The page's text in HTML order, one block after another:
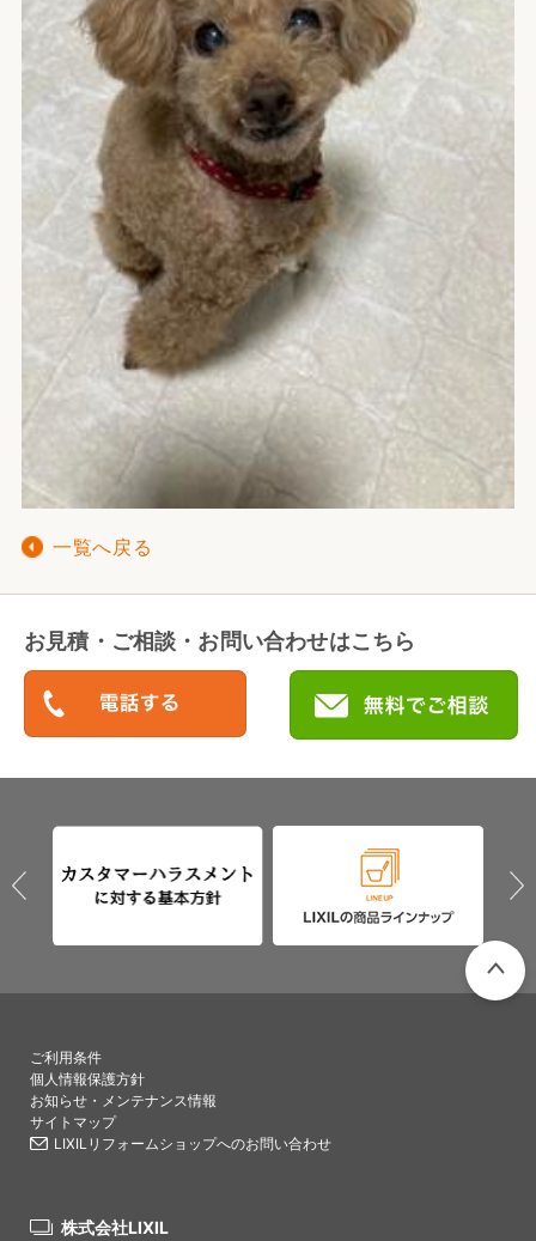
一覧へ戻る
お見積・ご相談・お問い合わせはこちら
ご利用条件
個人情報保護方針
お知らせ・メンテナンス情報
サイトマップ
LIXILリフォームショップへのお問い合わせ
株式会社LIXIL